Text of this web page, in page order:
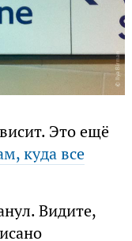
Это ещё
куда все
Видите,